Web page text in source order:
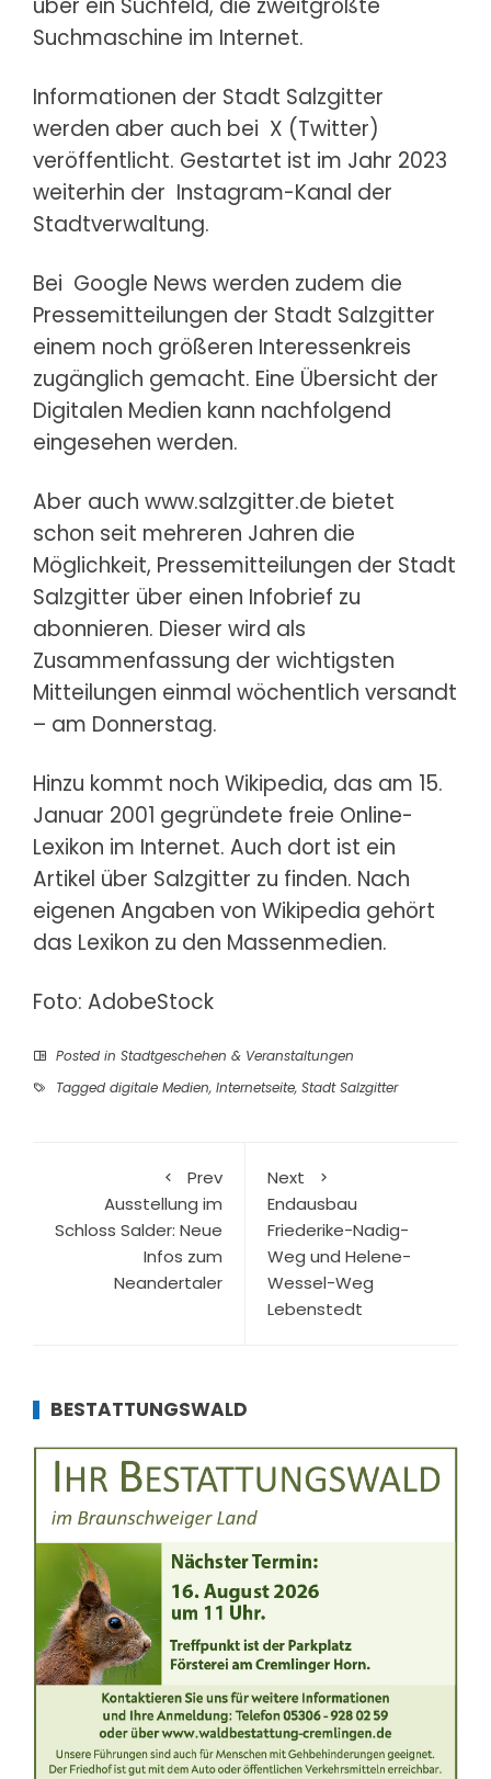
Suchmaschine im Internet.
Informationen der Stadt Salzgitter
werden aber auch bei X (Twitter)
veröffentlicht. Gestartet ist im Jahr 2023
weiterhin der Instagram-Kanal der
Stadtverwaltung.
Bei Google News werden zudem die
Pressemitteilungen der Stadt Salzgitter
einem noch größeren Interessenkreis
zugänglich gemacht. Eine Übersicht der
Digitalen Medien kann nachfolgend
eingesehen werden.
Aber auch www.salzgitter.de bietet
schon seit mehreren Jahren die
Möglichkeit, Pressemitteilungen der Stadt
Salzgitter über einen Infobrief zu
abonnieren. Dieser wird als
Zusammenfassung der wichtigsten
Mitteilungen einmal wöchentlich versandt
– am Donnerstag.
Hinzu kommt noch Wikipedia, das am 15.
Januar 2001 gegründete freie Online-
Lexikon im Internet. Auch dort ist ein
Artikel über Salzgitter zu finden. Nach
eigenen Angaben von Wikipedia gehört
das Lexikon zu den Massenmedien.
Foto: AdobeStock
Posted in Stadtgeschehen & Veranstaltungen
Tagged digitale Medien, Internetseite, Stadt Salzgitter
Prev
Ausstellung im
Schloss Salder: Neue
Infos zum
Neandertaler
Next
Endausbau
Friederike-Nadig-
Weg und Helene-
Wessel-Weg
Lebenstedt
BESTATTUNGSWALD